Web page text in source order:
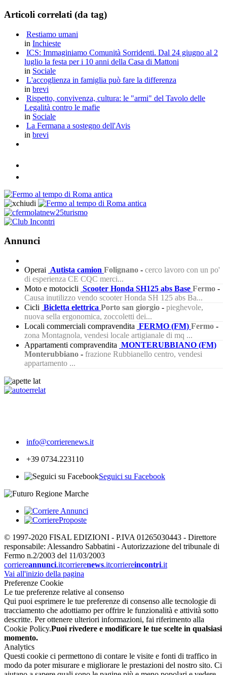
Articoli correlati (da tag)
Restiamo umani
in Inchieste
ICS: Immaginiamo Comunità Sorridenti. Dal 24 giugno al 2
luglio la festa per i 10 anni della Casa di Mattoni
in Sociale
L'accoglienza in famiglia può fare la differenza
in brevi
Rispetto, convivenza, cultura: le "armi" del Tavolo delle
Legalità contro le mafie
in Sociale
La Fermana a sostegno dell'Avis
in brevi
Annunci
Operai Autista camion Folignano - cerco lavoro con un po'
di esperienza CE CQC merci...
Moto e motocicli Scooter Honda SH125 abs Base Fermo -
Causa inutilizzo vendo scooter Honda SH 125 abs Ba...
Cicli Bicletta elettrica Porto san giorgio - pieghevole,
nuova sella ergonomica, zoccoletti dei...
Locali commerciali compravendita FERMO (FM) Fermo -
zona Montagnola, vendesi locale artigianale di mq ...
Appartamenti compravendita MONTERUBBIANO (FM)
Monterubbiano - frazione Rubbianello centro, vendesi
appartamento ...
info@corrierenews.it
+39 0734.223110
Seguici su Facebook
© 1997-2020 FISAL EDIZIONI - P.IVA 01265030443 - Direttore
responsabile: Alessandro Sabbatini - Autorizzazione del tribunale di
Fermo n.2/2003 del 11/03/2003
corriereannunci.itcorrierenews.itcorriereincontri.it
Vai all'inizio della pagina
Preferenze Cookie
Le tue preferenze relative al consenso
Qui puoi esprimere le tue preferenze di consenso alle tecnologie di
tracciamento che adottiamo per offrire le funzionalità e attività sotto
descritte. Per ottenere ulteriori informazioni, fai riferimento alla
Cookie Policy.Puoi rivedere e modificare le tue scelte in qualsiasi
momento.
Analytics
Questi cookie ci permettono di contare le visite e fonti di traffico in
modo da poter misurare e migliorare le prestazioni del nostro sito. Ci